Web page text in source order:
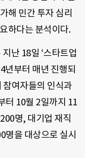
해 민간 투자 심리
하다는 분석이다.
난 18일 ‘스타트업
년부터 매년 진행되
참여자들의 인식과
터 10월 2일까지 11
명, 대기업 재직
명을 대상으로 실시